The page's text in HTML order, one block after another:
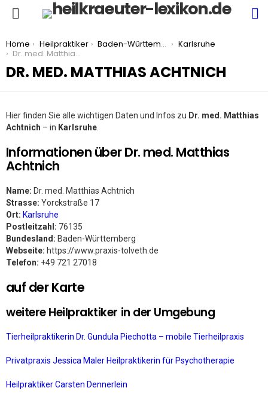
You are here:
Home Heilpraktiker Baden-Württemberg
Karlsruhe
Dr. med. Matthias Achtnich
DR. MED. MATTHIAS ACHTNICH
Hier finden Sie alle wichtigen Daten und Infos zu Dr. med. Matthias
Achtnich – in Karlsruhe
Informationen über Dr. med. Matthias
Achtnich
Name: Dr. med. Matthias Achtnich
Strasse: Yorckstraße 17
Ort: Karlsruhe
Postleitzahl: 76135
Bundesland: Baden-Württemberg
Webseite: https://www.praxis-tolveth.de
Telefon: +49 721 27018
auf der Karte
weitere Heilpraktiker in der Umgebung
Tierheilpraktikerin Dr. Gundula Piechotta – mobile Tierheilpraxis
Privatpraxis Jessica Maler Heilpraktikerin für Psychotherapie
Heilpraktiker Carsten Dennerlein